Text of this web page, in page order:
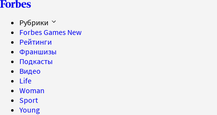
Рубрики
Forbes Games New
Рейтинги
Франшизы
Подкасты
Видео
Life
Woman
Sport
Young